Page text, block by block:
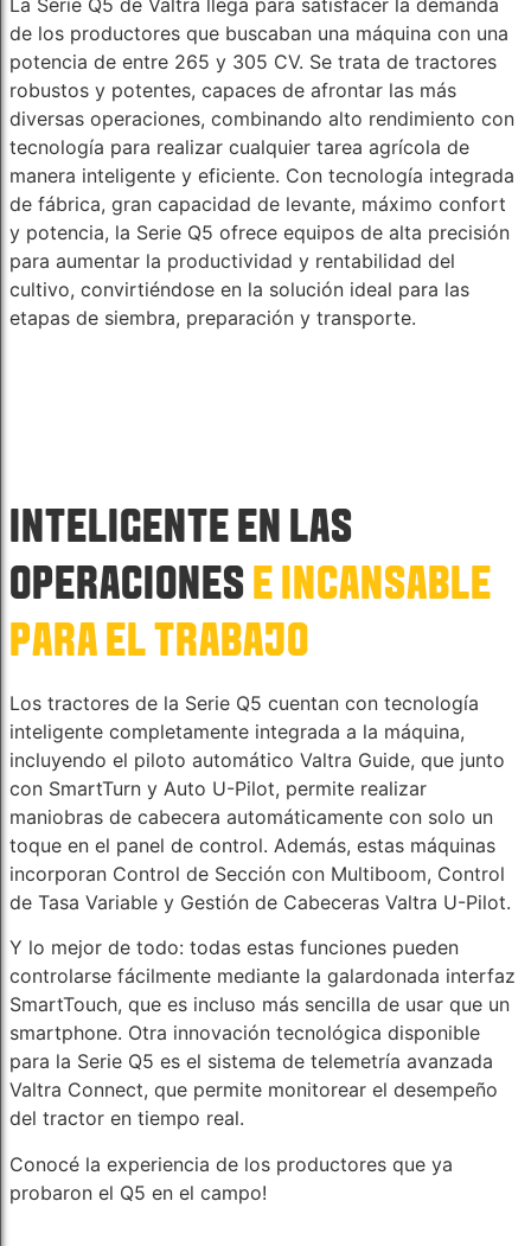
La Serie Q5 de Valtra llega para satisfacer la demanda
de los productores que buscaban una máquina con una
potencia de entre 265 y 305 CV. Se trata de tractores
robustos y potentes, capaces de afrontar las más
diversas operaciones, combinando alto rendimiento con
tecnología para realizar cualquier tarea agrícola de
manera inteligente y eficiente. Con tecnología integrada
de fábrica, gran capacidad de levante, máximo confort
y potencia, la Serie Q5 ofrece equipos de alta precisión
para aumentar la productividad y rentabilidad del
cultivo, convirtiéndose en la solución ideal para las
etapas de siembra, preparación y transporte.
INTELIGENTE EN LAS
OPERACIONESE INCANSABLE
PARA EL TRABAJO
Los tractores de la Serie Q5 cuentan con tecnología
inteligente completamente integrada a la máquina,
incluyendo el piloto automático Valtra Guide, que junto
con SmartTurn y Auto U-Pilot, permite realizar
maniobras de cabecera automáticamente con solo un
toque en el panel de control. Además, estas máquinas
incorporan Control de Sección con Multiboom, Control
de Tasa Variable y Gestión de Cabeceras Valtra U-Pilot.
Y lo mejor de todo: todas estas funciones pueden
controlarse fácilmente mediante la galardonada interfaz
SmartTouch, que es incluso más sencilla de usar que un
smartphone. Otra innovación tecnológica disponible
para la Serie Q5 es el sistema de telemetría avanzada
Valtra Connect, que permite monitorear el desempeño
del tractor en tiempo real.
Conocé la experiencia de los productores que ya
probaron el Q5 en el campo!